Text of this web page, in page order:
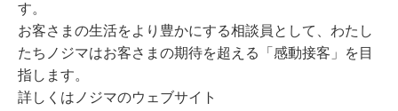
す。
お客さまの生活をより豊かにする相談員として、わたし
たちノジマはお客さまの期待を超える「感動接客」を目
指します。
詳しくはノジマのウェブサイト